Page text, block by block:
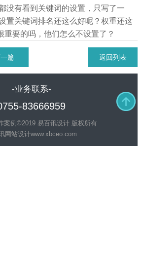
没有看到关键词的设置，只写了一
置关键词排名还这么好呢？权重还这
重要的吗，他们怎么不设置了？
篇 返回列表
-业务联系-
83666959
案例©2019 易百讯设计 版权所有
网站设计www.xbceo.com